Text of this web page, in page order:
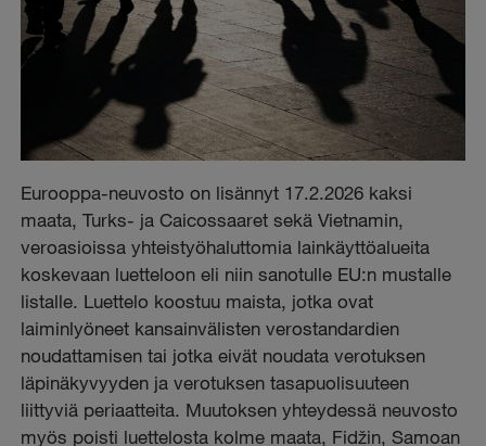
Eurooppa-neuvosto on lisännyt 17.2.2026 kaksi
maata, Turks- ja Caicossaaret sekä Vietnamin,
veroasioissa yhteistyöhaluttomia lainkäyttöalueita
koskevaan luetteloon eli niin sanotulle EU:n mustalle
listalle. Luettelo koostuu maista, jotka ovat
laiminlyöneet kansainvälisten verostandardien
noudattamisen tai jotka eivät noudata verotuksen
läpinäkyvyyden ja verotuksen tasapuolisuuteen
liittyviä periaatteita. Muutoksen yhteydessä neuvosto
myös poisti luettelosta kolme maata, Fidžin, Samoan